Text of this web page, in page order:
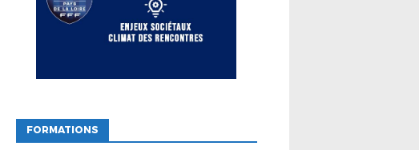
FORMATIONS